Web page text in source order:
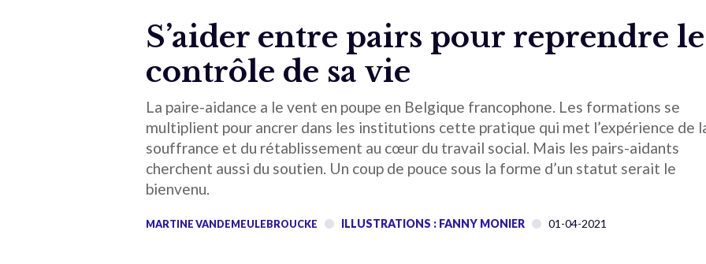
S’aider entre pairs pour reprendre le
contrôle de sa vie
La paire-aidance a le vent en poupe en Belgique francophone. Les formations se
multiplient pour ancrer dans les institutions cette pratique qui met l’expérience de
souffrance et du rétablissement au cœur du travail social. Mais les pairs-aidants
cherchent aussi du soutien. Un coup de pouce sous la forme d’un statut serait le
bienvenu.
MARTINE VANDEMEULEBROUCKE ILLUSTRATIONS : FANNY MONIER 01-04-2021